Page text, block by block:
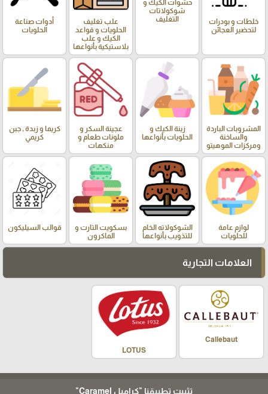
خلطات و بودرات
لتحضير العجائن
حشوات الكيك و
شوكولاتات
التغليف
علب تغليف
الحلويات و قواعد
الكيك و علب
بلاستيكية بأنواعها
أدوات صناعة
الحلويات
المشروبات الباردة
والساخنة
ومركزات الموهيتو
زينة الكيك و
الحلويات بأنواعها
عجينة السكر و
ملونات طعام و
منكهات
كريما و زبدة , جبن
كريمي
لوازم عامة
للحلويات
الشوكولاته الخام
للتذويب بأنواعها
بسكويت التارت و
الماكرون
قوالب السيليكون
العلامات التجارية
Callebaut
LOTUS
تثبيت تطبيقنا "كراميل Caramel"